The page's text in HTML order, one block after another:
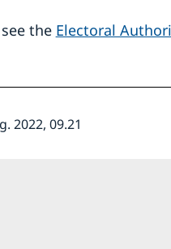
the Electoral
2022, 09.21